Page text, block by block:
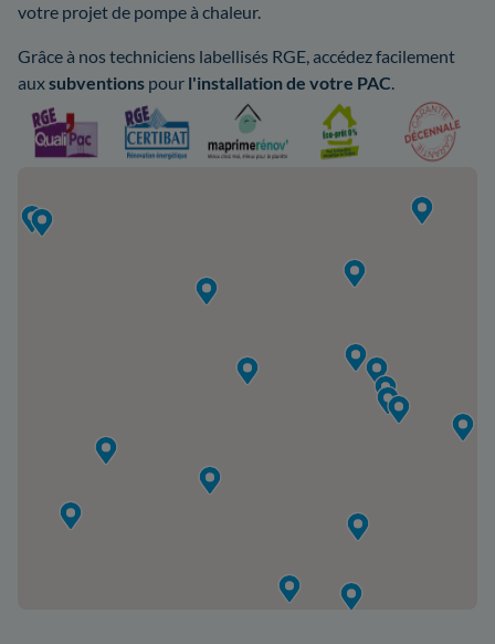
votre projet de pompe à chaleur.
Grâce à nos techniciens labellisés RGE, accédez facilement
auxsubventions pour l'installation de votre PAC.